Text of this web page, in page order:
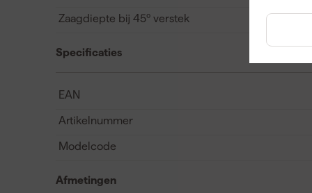
Zaagdiepte bij 45º verstek
Specificaties
EAN
Artikelnummer
Modelcode
Afmetingen